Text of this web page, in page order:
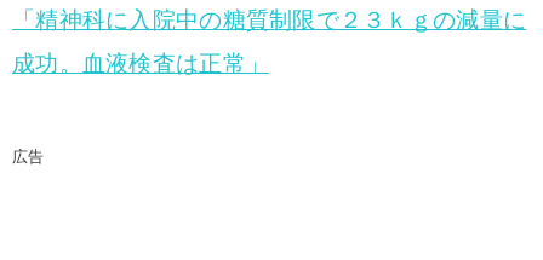
「精神科に入院中の糖質制限で２３ｋｇの減量に
成功。血液検査は正常」
広告